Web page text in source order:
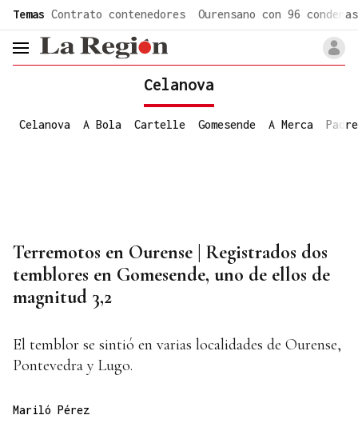
Temas Contrato contenedores Ourensano con 96 condenas
header.menu.open
Celanova
Celanova A Bola Cartelle Gomesende A Merca
Terremotos en Ourense | Registrados dos
temblores en Gomesende, uno de ellos de
magnitud 3,2
El temblor se sintió en varias localidades de Ourense,
Pontevedra y Lugo.
Mariló Pérez